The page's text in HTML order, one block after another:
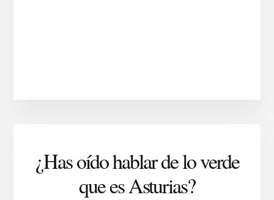
¿Has oído hablar de lo verde
que es Asturias?